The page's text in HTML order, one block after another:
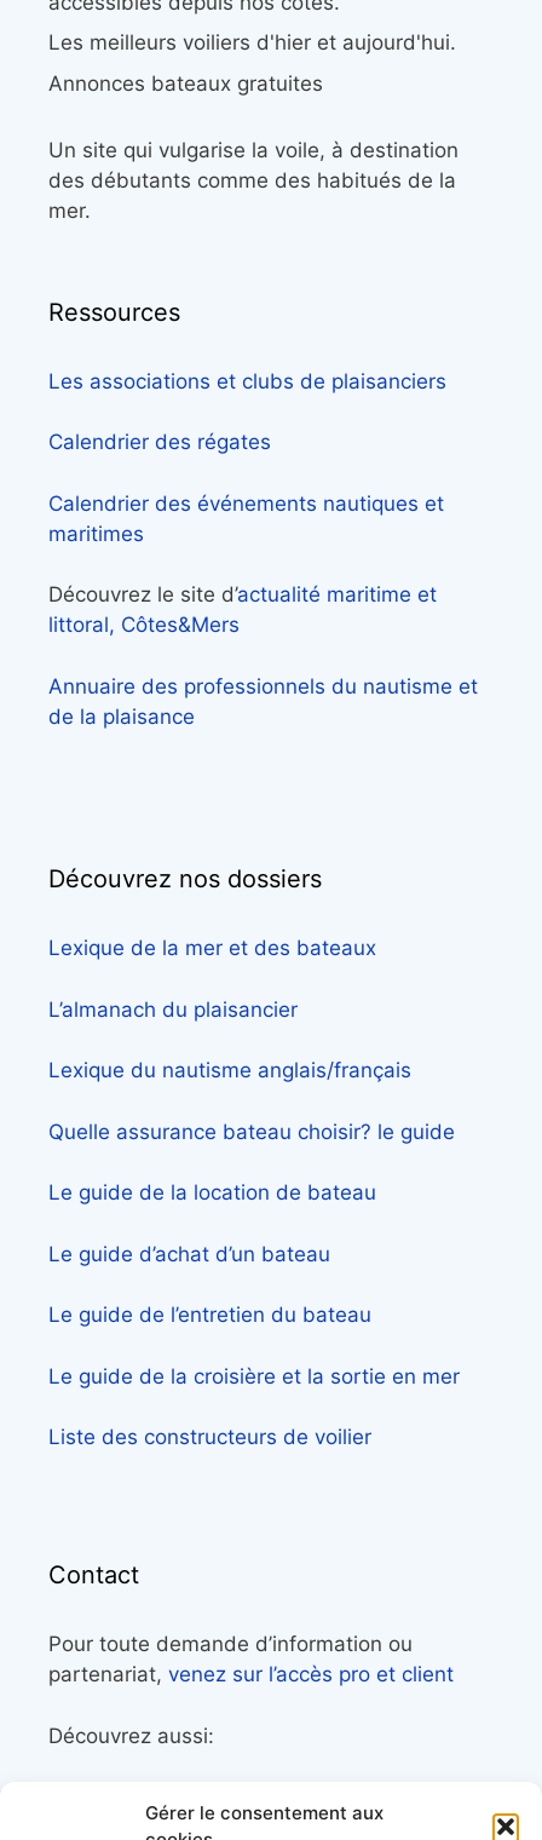
Gérer le consentement aux
Les meilleurs voiliers d'hier et aujourd'hui.
Annonces bateaux gratuites
Un site qui vulgarise la voile, à destination
des débutants comme des habitués de la
mer.
Ressources
Les associations et clubs de plaisanciers
Calendrier des régates
Calendrier des événements nautiques et
maritimes
Découvrez le site d’actualité maritime et
littoral, Côtes&Mers
Annuaire des professionnels du nautisme et
de la plaisance
Découvrez nos dossiers
Lexique de la mer et des bateaux
L’almanach du plaisancier
Lexique du nautisme anglais/français
Quelle assurance bateau choisir? le guide
Le guide de la location de bateau
Le guide d’achat d’un bateau
Le guide de l’entretien du bateau
Le guide de la croisière et la sortie en mer
Liste des constructeurs de voilier
Contact
Pour toute demande d’information ou
partenariat, venez sur l’accès pro et client
Découvrez aussi:
librairie maritime